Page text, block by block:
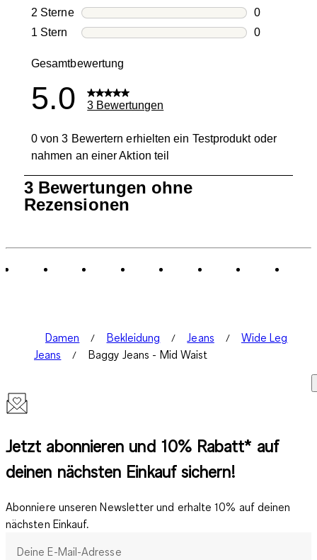
0
2 SterneSterne
0
0
1 Stern Sterne
0
Gesamtbewertung
5.0 3 Bewertungen
0 von 3 Bewertern erhielten ein Testprodukt oder
nahmen an einer Aktion teil
bis
3
Bewertungen.
3 Bewertungen ohne
Rezensionen
Damen Bekleidung Jeans
Wide Leg
Jeans
Baggy Jeans - Mid Waist
Jetzt abonnieren und 10% Rabatt* auf
deinen nächsten Einkauf sichern!
Abonniere unseren Newsletter und erhalte 10% auf deinen
nächsten Einkauf.
Deine E-Mail-Adresse